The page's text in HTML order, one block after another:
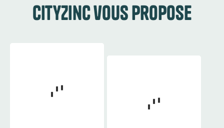
CityZinc vous propose